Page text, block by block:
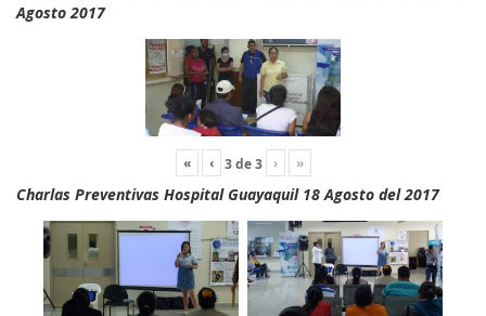
Agosto 2017
« ‹ 3de3 › »
Charlas Preventivas Hospital Guayaquil 18 Agosto del 2017